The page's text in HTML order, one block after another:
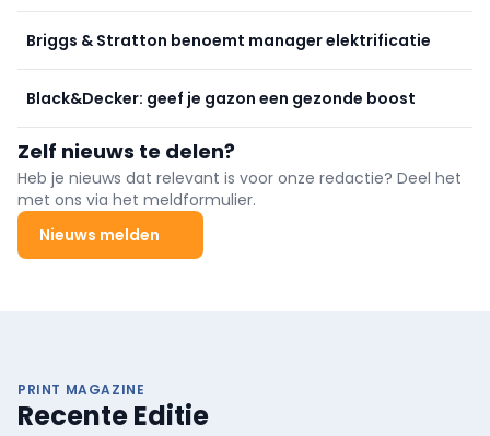
is ethanolvrij. Gelimiteerde Centennial Edition ter ere van 100 jaar
STIHL.
Briggs & Stratton benoemt manager elektrificatie
Black&Decker: geef je gazon een gezonde boost
Zelf nieuws te delen?
Heb je nieuws dat relevant is voor onze redactie? Deel het
met ons via het meldformulier.
Nieuws melden
PRINT MAGAZINE
Recente Editie